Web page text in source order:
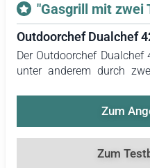
"Gasgrill mit zwei
Outdoorchef Dualchef
Der Outdoorchef
unter anderem durch
Deckel des Modells
Thermometern die
Dividers getrennt. Die
die Zubereitung
Zum
Zum